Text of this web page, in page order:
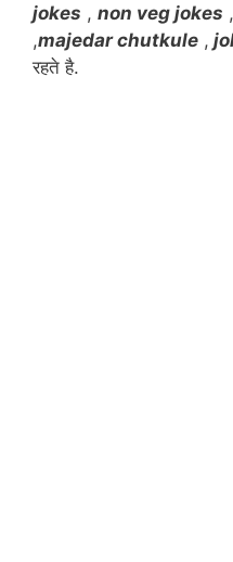
jokes , non veg jokes ,
,majedar chutkule ,
रहते है.